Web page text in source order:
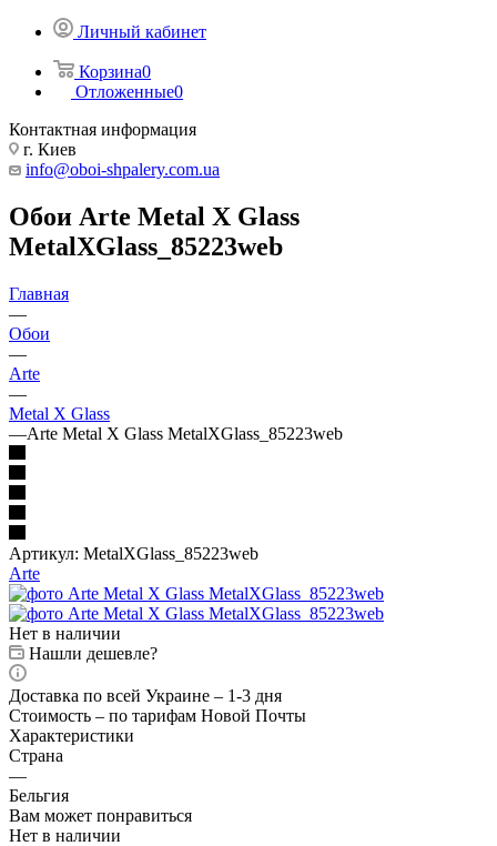
Личный кабинет
Корзина0
Отложенные0
Контактная информация
г. Киев
info@oboi-shpalery.com.ua
Обои Arte Metal X Glass
MetalXGlass_85223web
Главная
—
Обои
—
Arte
—
Metal X Glass
—Arte Metal X Glass MetalXGlass_85223web
Артикул: MetalXGlass_85223web
Arte
Нет в наличии
Нашли дешевле?
Доставка по всей Украине – 1-3 дня
Стоимость – по тарифам Новой Почты
Характеристики
Страна
—
Бельгия
Вам может понравиться
Нет в наличии